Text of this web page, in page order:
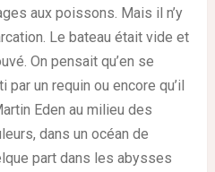
aux poissons. Mais il n’y
Le bateau était vide et
On pensait qu’en se
un requin ou encore qu’il
Eden au milieu des
dans un océan de
part dans les abysses